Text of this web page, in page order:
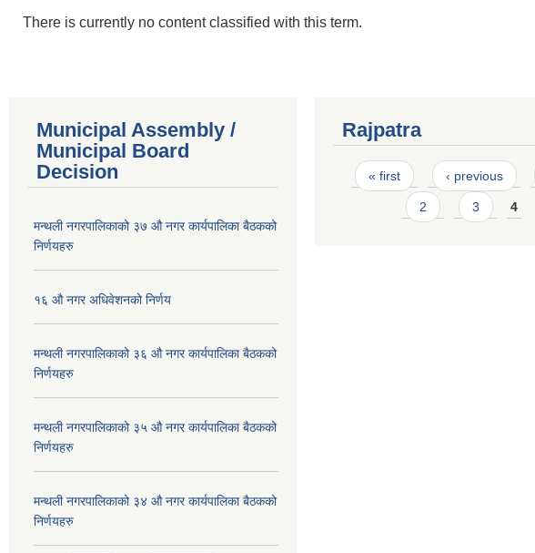
There is currently no content classified with this term.
Municipal Assembly /
Municipal Board
Decision
मन्थली नगरपालिकाको ३७ औ नगर कार्यपालिका बैठकको
निर्णयहरु
१६ औ नगर अधिवेशनको निर्णय
मन्थली नगरपालिकाको ३६ औ नगर कार्यपालिका बैठकको
निर्णयहरु
मन्थली नगरपालिकाको ३५ औ नगर कार्यपालिका बैठकको
निर्णयहरु
मन्थली नगरपालिकाको ३४ औ नगर कार्यपालिका बैठकको
निर्णयहरु
Rajpatra
Pages
« first ‹ previous
2 3 4